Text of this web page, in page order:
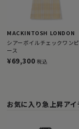
MACKINTOSH LONDON
シアーボイルチェックワンピ
ース
¥69,300 税込
お気に入り急上昇アイ